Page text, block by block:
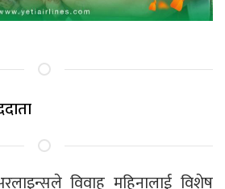
विवाह महिनालाई विशेष